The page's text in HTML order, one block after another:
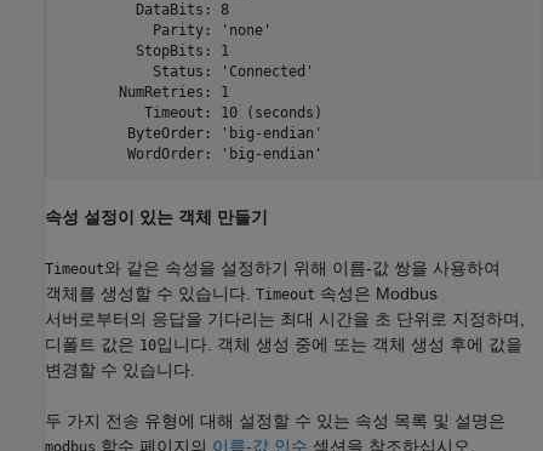
         DataBits: 8
           Parity: 'none'
         StopBits: 1
           Status: 'Connected'
       NumRetries: 1
          Timeout: 10 (seconds)
        ByteOrder: 'big-endian'
        WordOrder: 'big-endian'
속성 설정이 있는 객체 만들기
Timeout와 같은 속성을 설정하기 위해 이름-값 쌍을 사용하여
객체를 생성할 수 있습니다. Timeout 속성은 Modbus
서버로부터의 응답을 기다리는 최대 시간을 초 단위로 지정하며,
디폴트 값은 10입니다. 객체 생성 중에 또는 객체 생성 후에 값을
변경할 수 있습니다.
두 가지 전송 유형에 대해 설정할 수 있는 속성 목록 및 설명은
modbus 함수 페이지의 이름-값 인수 섹션을 참조하십시오.